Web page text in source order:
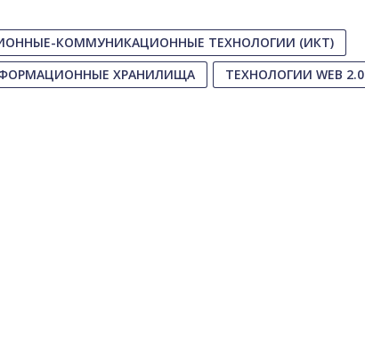
КОММУНИКАЦИОННЫЕ ТЕХНОЛОГИИ (ИКТ)
ХРАНИЛИЩА ТЕХНОЛОГИИ WEB 2.0